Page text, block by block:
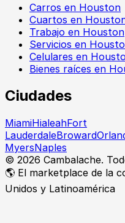
Carros en Houston
Cuartos en
Trabajo en Houston
Servicios en
Celulares en
Bienes raíces en
Ciudades
MiamiHialeahFort
LauderdaleBroward
MyersNaples
© 2026 Cambalache.
🌎 El marketplace de la
Unidos y Latinoamérica